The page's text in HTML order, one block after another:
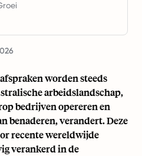
worden steeds
arbeidslandschap,
bedrijven opereren en
benaderen, verandert. Deze
recente wereldwijde
verankerd in de